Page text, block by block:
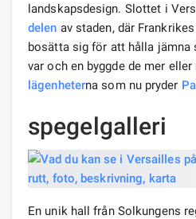
landskapsdesign. Slottet i
delen av staden, där
bosätta sig för att hålla jämna
var och en byggde de mer
lägenheterna som nu pryder
spegelgalleri
En unik hall från Solkungens